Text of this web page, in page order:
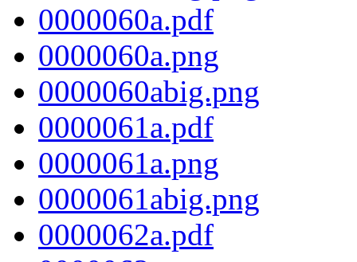
0000060a.pdf
0000060a.png
0000060abig.png
0000061a.pdf
0000061a.png
0000061abig.png
0000062a.pdf